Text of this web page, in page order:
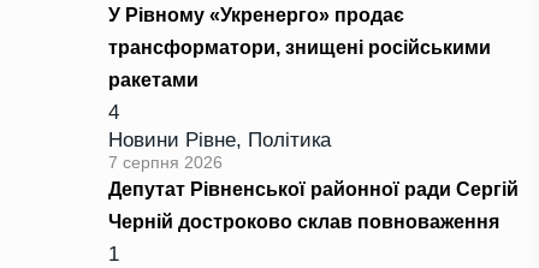
У Рівному «Укренерго» продає
трансформатори, знищені російськими
ракетами
4
Новини Рівне, Політика
7 серпня 2026
Депутат Рівненської районної ради Сергій
Черній достроково склав повноваження
1